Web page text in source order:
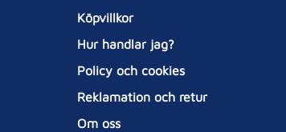
Köpvillkor
Hur handlar jag?
Policy och cookies
Reklamation och retur
Om oss